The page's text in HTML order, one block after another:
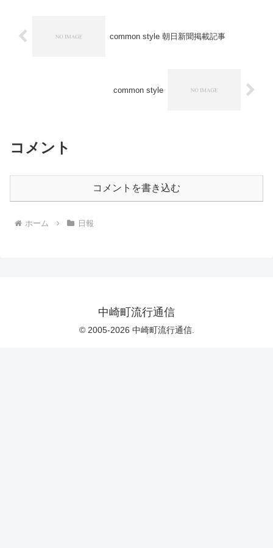
common style 朝日新聞掲載記事
common style
コメント
コメントを書き込む
ホーム 日報
中崎町流行通信
© 2005-2026 中崎町流行通信.